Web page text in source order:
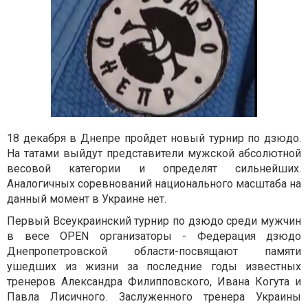
18 декабря в Днепре пройдет новый турнир по дзюдо.
На татами выйдут представители мужской абсолютной
весовой категории и определят сильнейших.
Аналогичных соревнований национального масштаба на
данный момент в Украине нет.
Первый Всеукраинский турнир по дзюдо среди мужчин
в весе OPEN организаторы - Федерация дзюдо
Днепропетровской области-посвящают памяти
ушедших из жизни за последние годы известных
тренеров Александра Филипповского, Ивана Когута и
Павла Лисичного. Заслуженного тренера Украины